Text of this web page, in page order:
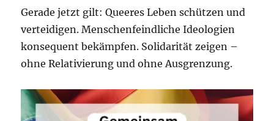
Gerade jetzt gilt: Queeres Leben schützen und
verteidigen. Menschenfeindliche Ideologien
konsequent bekämpfen. Solidarität zeigen –
ohne Relativierung und ohne Ausgrenzung.